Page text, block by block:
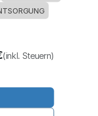
(inkl. Steuern)